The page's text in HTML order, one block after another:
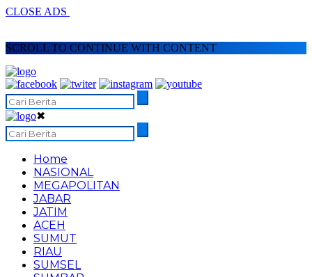
CLOSE ADS
SCROLL TO CONTINUE WITH CONTENT
✖
Home
NASIONAL
MEGAPOLITAN
JABAR
JATIM
ACEH
SUMUT
RIAU
SUMSEL